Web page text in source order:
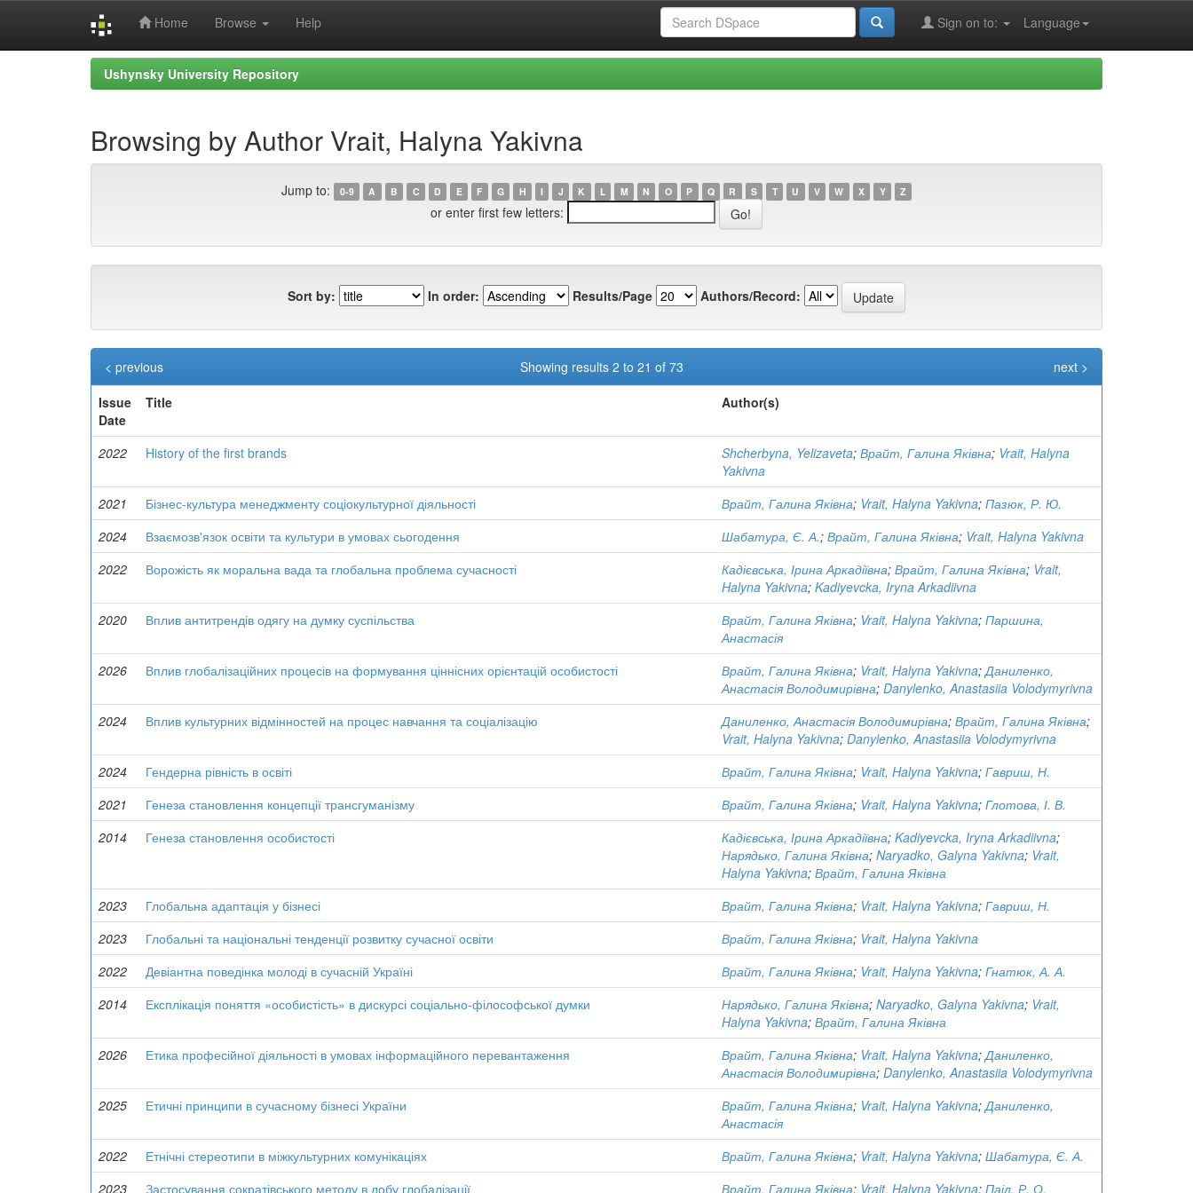
Home Browse Help Language
Sign on to:
Ushynsky University Repository
Browsing by Author Vrait, Halyna Yakivna
Jump to: 0-9 A B C D E F G H I J K L M N O P Q R S T U V W X Y Z
or enter first few letters:
Sort by: In order: Results/Page Authors/Record:
Showing results 2 to 21 of 73
< previous
next >
Issue
Date
Title Author(s)
2022 History of the first brands Shcherbyna, Yelizaveta; Врайт, Галина Яківна; Vrait, Halyna
Yakivna
2021
Бізнес-культура менеджменту соціокультурної діяльності Врайт, Галина Яківна; Vrait, Halyna Yakivna; Пазюк, Р. Ю.
2024
Взаємозв'язок освіти та культури в умовах сьогодення Шабатура, Є. А.; Врайт, Галина Яківна; Vrait, Halyna Yakivna
2022
Ворожість як моральна вада та глобальна проблема сучасності Кадієвська, Ірина Аркадіївна; Врайт, Галина Яківна; Vrait,
Halyna Yakivna; Kadiyevcka, Iryna Arkadiivna
2020
Вплив антитрендів одягу на думку суспільства Врайт, Галина Яківна; Vrait, Halyna Yakivna; Паршина,
Анастасія
2026
Вплив глобалізаційних процесів на формування ціннісних орієнтацій особистості Врайт, Галина Яківна; Vrait, Halyna Yakivna;Даниленко,
Анастасія Володимирівна; Danylenko, Anastasiia Volodymyrivna
2024
Вплив культурних відмінностей на процес навчання та соціалізацію Даниленко, Анастасія Володимирівна; Врайт, Галина Яківна;
Vrait, Halyna Yakivna; Danylenko, Anastasiia Volodymyrivna
2024
Гендерна рівність в освіті Врайт, Галина Яківна; Vrait, Halyna Yakivna; Гавриш, Н.
2021
Генеза становлення концепції трансгуманізму Врайт, Галина Яківна; Vrait, Halyna Yakivna; Глотова, І. В.
2014
Генеза становлення особистості Кадієвська, Ірина Аркадіївна; Kadiyevcka, Iryna Arkadiivna;
Нарядько, Галина Яківна; Naryadko, Galyna Yakivna; Vrait,
Halyna Yakivna; Врайт, Галина Яківна
2023
Глобальна адаптація у бізнесі Врайт, Галина Яківна; Vrait, Halyna Yakivna; Гавриш, Н.
2023
Глобальні та національні тенденції розвитку сучасної освіти Врайт, Галина Яківна; Vrait, Halyna Yakivna
2022
Девіантна поведінка молоді в сучасній Україні Врайт, Галина Яківна; Vrait, Halyna Yakivna; Гнатюк, А. А.
2014
Експлікація поняття «особистість» в дискурсі соціально-філософської думки Нарядько, Галина Яківна; Naryadko, Galyna Yakivna; Vrait,
Halyna Yakivna; Врайт, Галина Яківна
2026
Етика професійної діяльності в умовах інформаційного перевантаження Врайт, Галина Яківна; Vrait, Halyna Yakivna;Даниленко,
Анастасія Володимирівна; Danylenko, Anastasiia Volodymyrivna
2025
Етичні принципи в сучасному бізнесі України Врайт, Галина Яківна; Vrait, Halyna Yakivna;Даниленко,
Анастасія
2022
Етнічні стереотипи в міжкультурних комунікаціях Врайт, Галина Яківна; Vrait, Halyna Yakivna; Шабатура, Є. А.
2023
Застосування сократівського методу в добу глобалізації Врайт, Галина Яківна; Vrait, Halyna Yakivna; Паіл, Р. О.